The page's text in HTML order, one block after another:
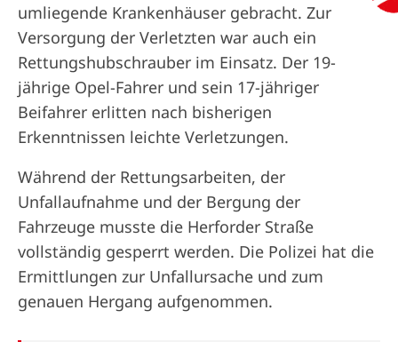
umliegende Krankenhäuser gebracht. Zur
Versorgung der Verletzten war auch ein
Rettungshubschrauber im Einsatz. Der 19-
jährige Opel-Fahrer und sein 17-jähriger
Beifahrer erlitten nach bisherigen
Erkenntnissen leichte Verletzungen.
Während der Rettungsarbeiten, der
Unfallaufnahme und der Bergung der
Fahrzeuge musste die Herforder Straße
vollständig gesperrt werden. Die Polizei hat die
Ermittlungen zur Unfallursache und zum
genauen Hergang aufgenommen.